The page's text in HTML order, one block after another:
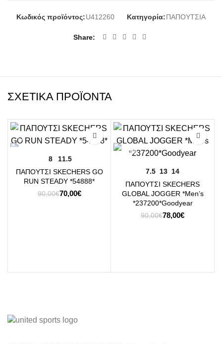
Κωδικός προϊόντος:U412260 Κατηγορία:ΠΑΠΟΥΤΣΙΑ
Share
ΣΧΕΤΙΚΆ ΠΡΟΪΌΝΤΑ
8
11.5
ΠΑΠΟΥΤΣΙ SKECHERS GO
RUN STEADY *54888*
90,00€Original
70,00€Η
7.5 13 14
ΠΑΠΟΥΤΣΙ SKECHERS
GLOBAL JOGGER *Men’s
*237200*Goodyear
90,00€Original
78,00€Η